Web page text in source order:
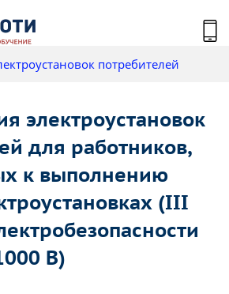
потребителей
электроустановок
для работников,
к выполнению
(III
В)